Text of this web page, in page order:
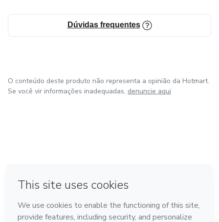
Dúvidas frequentes
O conteúdo deste produto não representa a opinião da Hotmart.
Se você vir informações inadequadas, denuncie aqui
Feito com ❤ em Bogotá